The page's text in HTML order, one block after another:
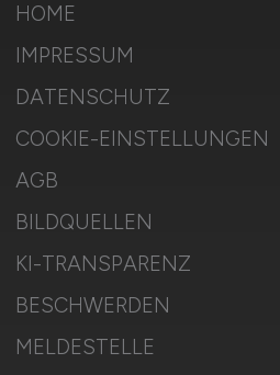
HOME
IMPRESSUM
DATENSCHUTZ
COOKIE-EINSTELLUNGEN
AGB
BILDQUELLEN
KI-TRANSPARENZ
BESCHWERDEN
MELDESTELLE